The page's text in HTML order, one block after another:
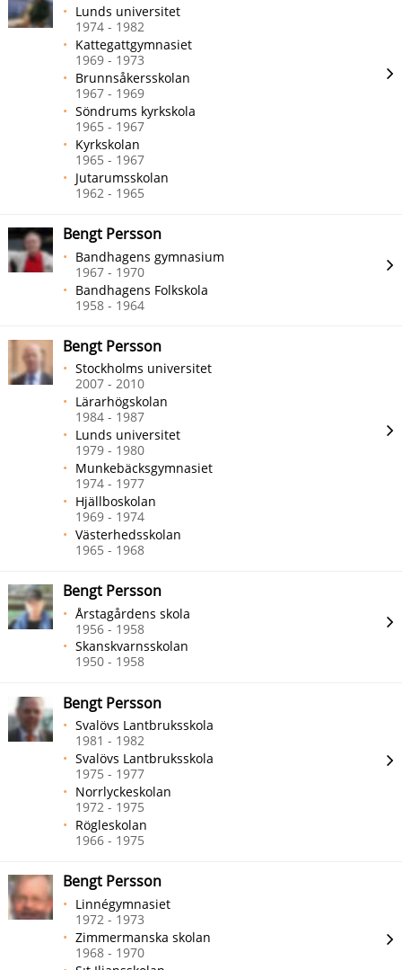
Lunds universitet
1974 - 1982
Kattegattgymnasiet
1969 - 1973
Brunnsåkersskolan
1967 - 1969
Söndrums kyrkskola
1965 - 1967
Kyrkskolan
1965 - 1967
Jutarumsskolan
1962 - 1965
Bengt Persson
Bandhagens gymnasium
1967 - 1970
Bandhagens Folkskola
1958 - 1964
Bengt Persson
Stockholms universitet
2007 - 2010
Lärarhögskolan
1984 - 1987
Lunds universitet
1979 - 1980
Munkebäcksgymnasiet
1974 - 1977
Hjällboskolan
1969 - 1974
Västerhedsskolan
1965 - 1968
Bengt Persson
Årstagårdens skola
1956 - 1958
Skanskvarnsskolan
1950 - 1958
Bengt Persson
Svalövs Lantbruksskola
1981 - 1982
Svalövs Lantbruksskola
1975 - 1977
Norrlyckeskolan
1972 - 1975
Rögleskolan
1966 - 1975
Bengt Persson
Linnégymnasiet
1972 - 1973
Zimmermanska skolan
1968 - 1970